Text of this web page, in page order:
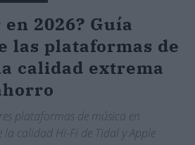
2026? Guía
las plataformas de
calidad extrema
plataformas de música en
la calidad Hi-Fi de Tidal y Apple